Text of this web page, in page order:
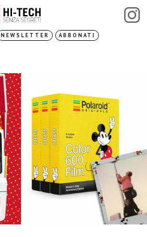
NEWSLETTER ABBONATI